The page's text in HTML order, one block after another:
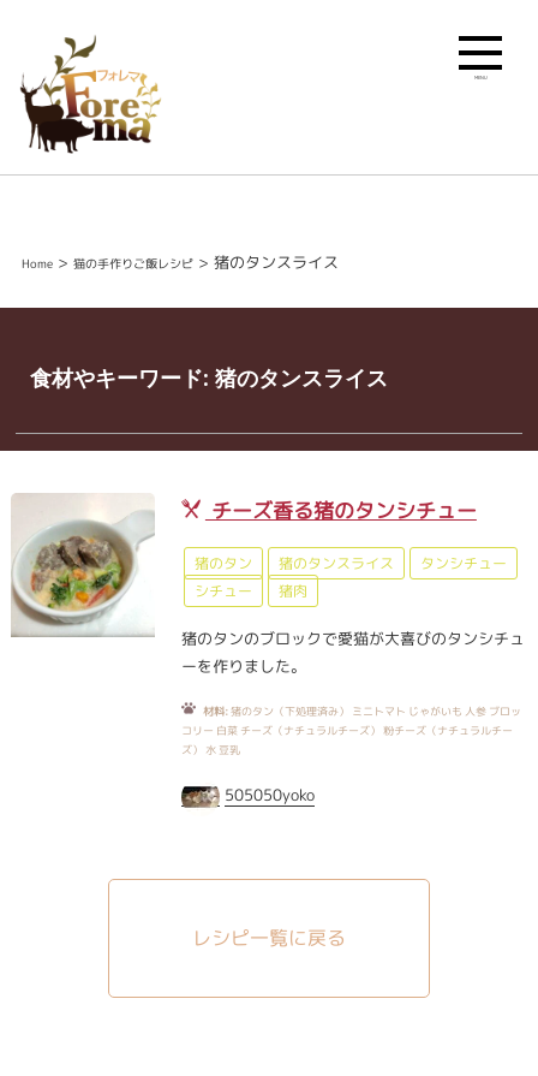
Home> 猫の手作りご飯レシピ> 猪のタンスライス
食材やキーワード:猪のタンスライス
チーズ香る猪のタンシチュー
猪のタン 猪のタンスライス
タンシチュー
シチュー
猪肉
猪のタンのブロックで愛猫が大喜びのタンシチュ
ーを作りました。
材料:猪のタン（下処理済み） ミニトマト じゃがいも 人参 ブロッ
コリー 白菜 チーズ（ナチュラルチーズ） 粉チーズ（ナチュラルチー
ズ） 水 豆乳
505050yoko
レシピ一覧に戻る
MENU